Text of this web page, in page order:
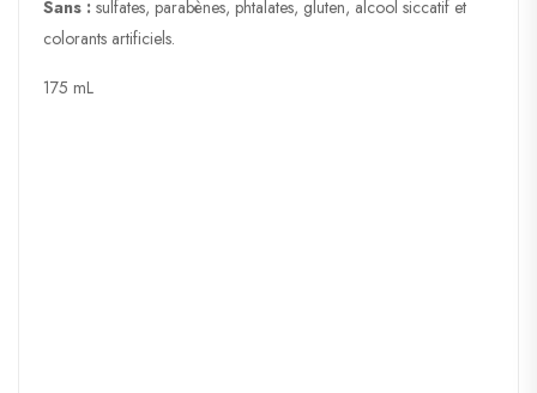
Sans : sulfates, parabènes, phtalates, gluten, alcool siccatif et
colorants artificiels.
175 mL